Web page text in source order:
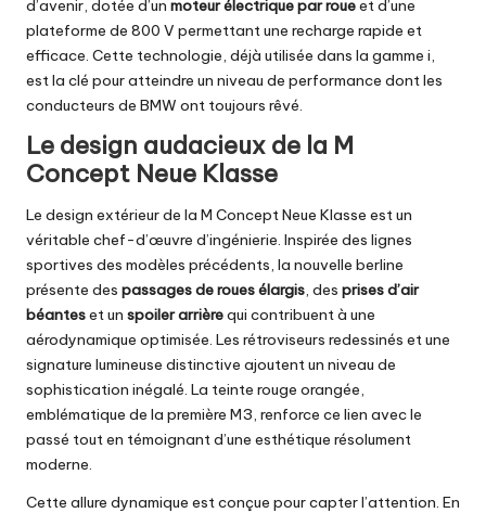
d’avenir, dotée d’un moteur électrique par roueet d’une
plateforme de 800 V permettant une recharge rapide et
efficace. Cette technologie, déjà utilisée dans la gamme i,
est la clé pour atteindre un niveau de performance dont les
conducteurs de BMW ont toujours rêvé.
Le design audacieux de la M
Concept Neue Klasse
Le design extérieur de la M Concept Neue Klasse est un
véritable chef-d’œuvre d’ingénierie. Inspirée des lignes
sportives des modèles précédents, la nouvelle berline
présente des passages de roues élargis, des prises d’air
béanteset un spoiler arrièrequi contribuent à une
aérodynamique optimisée. Les rétroviseurs redessinés et une
signature lumineuse distinctive ajoutent un niveau de
sophistication inégalé. La teinte rouge orangée,
emblématique de la première M3, renforce ce lien avec le
passé tout en témoignant d’une esthétique résolument
moderne.
Cette allure dynamique est conçue pour capter l’attention. En